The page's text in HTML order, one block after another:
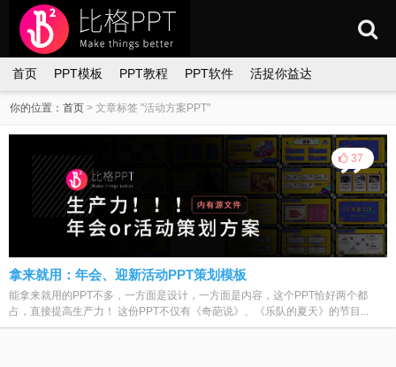
首页 PPT模板 PPT教程 PPT软件 活捉你益达
你的位置：首页 > 文章标签 "活动方案PPT"
37
拿来就用：年会、迎新活动PPT策划模板
能拿来就用的PPT不多，一方面是设计，一方面是内容，这个PPT恰好两个都
占，直接提高生产力！ 这份PPT不仅有《奇葩说》、《乐队的夏天》的节目...